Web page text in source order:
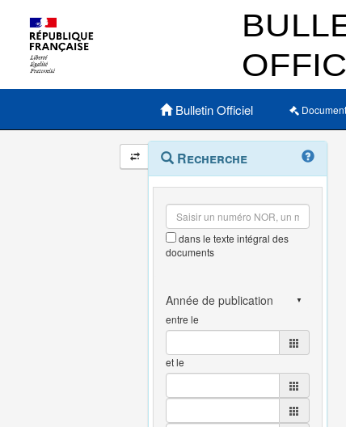
Menu principal
Bulletin Officiel
Navigation
et
outils
annexes
Menu
contextuel
Recherche
dans le texte intégral des
documents
entre le
et le